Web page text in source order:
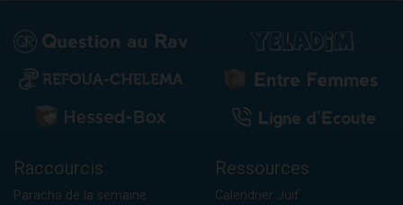
Raccourcis
Paracha de la semaine
Ressources
Calendrier Juif